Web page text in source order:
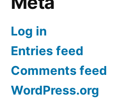
Log in
Entries feed
Comments feed
WordPress.org